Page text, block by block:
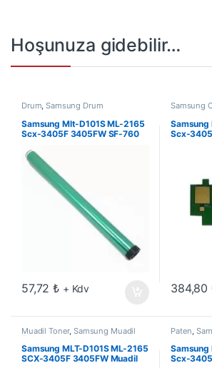
Hoşunuza gidebilir…
Drum,Samsung Drum
Samsung Mlt-D101S ML-2165
Scx-3405F 3405FW SF-760
57,72₺ + Kdv
Samsung
Samsung
Scx-
384,80
Muadil Toner,Samsung Muadil
Samsung MLT-D101S ML-2165
SCX-3405F 3405FW Muadil
Paten,
Samsung
Scx-